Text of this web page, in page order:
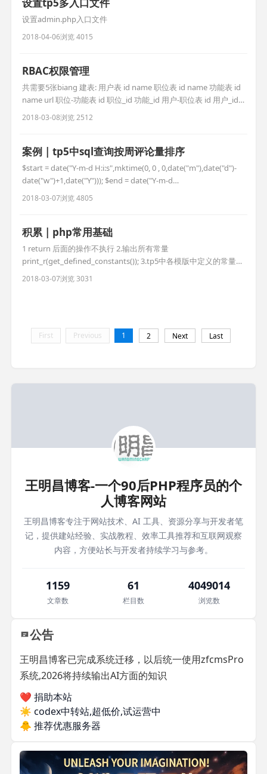
设置admin.php入口文件
2018-04-06浏览 4015
RBAC权限管理
共需要5张biang 建表: 用户表 id name 职位表 id name 功能表 id
name url 职位-功能表 id 职位_id 功能_id 用户-职位表 id 用户_id
职位_id 实现功能: 通过用户的id从而找到用户所能使用的功能 用
户id-->功能url 附注: 第三方类
2018-03-08浏览 2512
案例 | tp5中sql查询按周评论量排序
$start = date("Y-m-d H:i:s",mktime(0, 0 , 0,date("m"),date("d")-
date("w")+1,date("Y"))); $end = date("Y-m-d
H:i:s",mktime(23,59,59,date("m"),date("d")-
date("w")+7,date("Y"))); // d
2018-03-07浏览 4805
积累 | php常用基础
1 return 后面的操作不执行 2.输出所有常量
print_r(get_defined_constants()); 3.tp5中各模版中定义的常量不
能跨模版使用 4.TP5获取模块名/控制器名/方法名
http://www.thinkphp.cn/topic/47389.html 5.TP5隐藏index.php
2018-03-07浏览 3031
First Previous 1 2 Next Last
王明昌博客-一个90后PHP程序员的个
人博客网站
王明昌博客专注于网站技术、AI 工具、资源分享与开发者笔
记，提供建站经验、实战教程、效率工具推荐和互联网观察
内容，方便站长与开发者持续学习与参考。
1159
文章数
61
栏目数
4049014
浏览数
公告
王明昌博客已完成系统迁移，以后统一使用zfcmsPro
系统,2026将持续输出AI方面的知识
❤️ 捐助本站
☀️ codex中转站,超低价,试运营中
🐥 推荐优惠服务器